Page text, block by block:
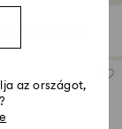
szempont
az országot,